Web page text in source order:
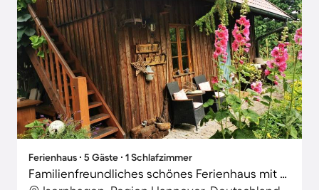
Ferienhaus ∙ 5 Gäste ∙ 1 Schlafzimmer
Familienfreundliches schönes Ferienhaus mit Grill und Garten